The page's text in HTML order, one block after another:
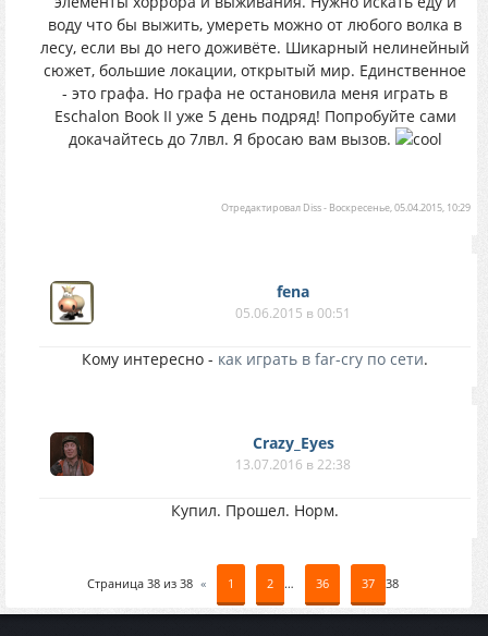
воду что бы выжить, умереть можно от любого волка в
лесу, если вы до него доживёте. Шикарный нелинейный
сюжет, большие локации, открытый мир. Единственное
- это графа. Но графа не остановила меня играть в
Eschalon Book II уже 5 день подряд! Попробуйте сами
докачайтесь до 7лвл. Я бросаю вам вызов.
Отредактировал Diss- Воскресенье, 05.04.2015, 10:29
fena
05.06.2015 в 00:51
Кому интересно - как играть в far-cry по сети.
Crazy_Eyes
13.07.2016 в 22:38
Купил. Прошел. Норм.
Страница 38из 38 « 1 2 … 36 37 38